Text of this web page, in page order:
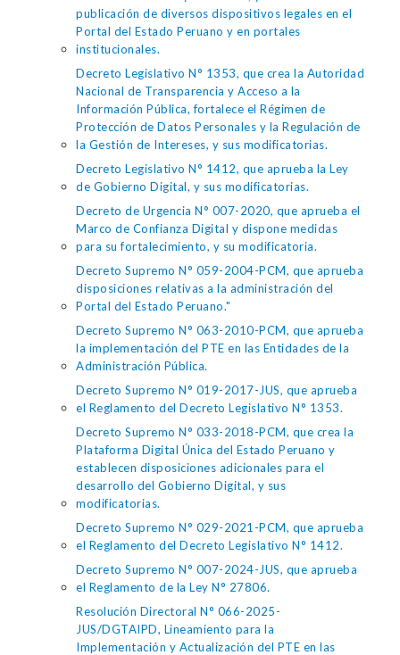
publicación de diversos dispositivos legales en el
Portal del Estado Peruano y en portales
institucionales.
Decreto Legislativo N° 1353, que crea la Autoridad
Nacional de Transparencia y Acceso a la
Información Pública, fortalece el Régimen de
Protección de Datos Personales y la Regulación de
la Gestión de Intereses, y sus modificatorias.
Decreto Legislativo N° 1412, que aprueba la Ley
de Gobierno Digital, y sus modificatorias.
Decreto de Urgencia N° 007-2020, que aprueba el
Marco de Confianza Digital y dispone medidas
para su fortalecimiento, y su modificatoria.
Decreto Supremo N° 059-2004-PCM, que aprueba
disposiciones relativas a la administración del
Portal del Estado Peruano."
Decreto Supremo N° 063-2010-PCM, que aprueba
la implementación del PTE en las Entidades de la
Administración Pública.
Decreto Supremo N° 019-2017-JUS, que aprueba
el Reglamento del Decreto Legislativo N° 1353.
Decreto Supremo N° 033-2018-PCM, que crea la
Plataforma Digital Única del Estado Peruano y
establecen disposiciones adicionales para el
desarrollo del Gobierno Digital, y sus
modificatorias.
Decreto Supremo N° 029-2021-PCM, que aprueba
el Reglamento del Decreto Legislativo N° 1412.
Decreto Supremo N° 007-2024-JUS, que aprueba
el Reglamento de la Ley N° 27806.
Resolución Directoral N° 066-2025-
JUS/DGTAIPD, Lineamiento para la
Implementación y Actualización del PTE en las